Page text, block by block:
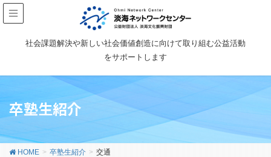
社会課題解決や新しい社会価値創造に向けて取り組む公益活動
をサポートします
卒塾生紹介
HOME 卒塾生紹介 交通